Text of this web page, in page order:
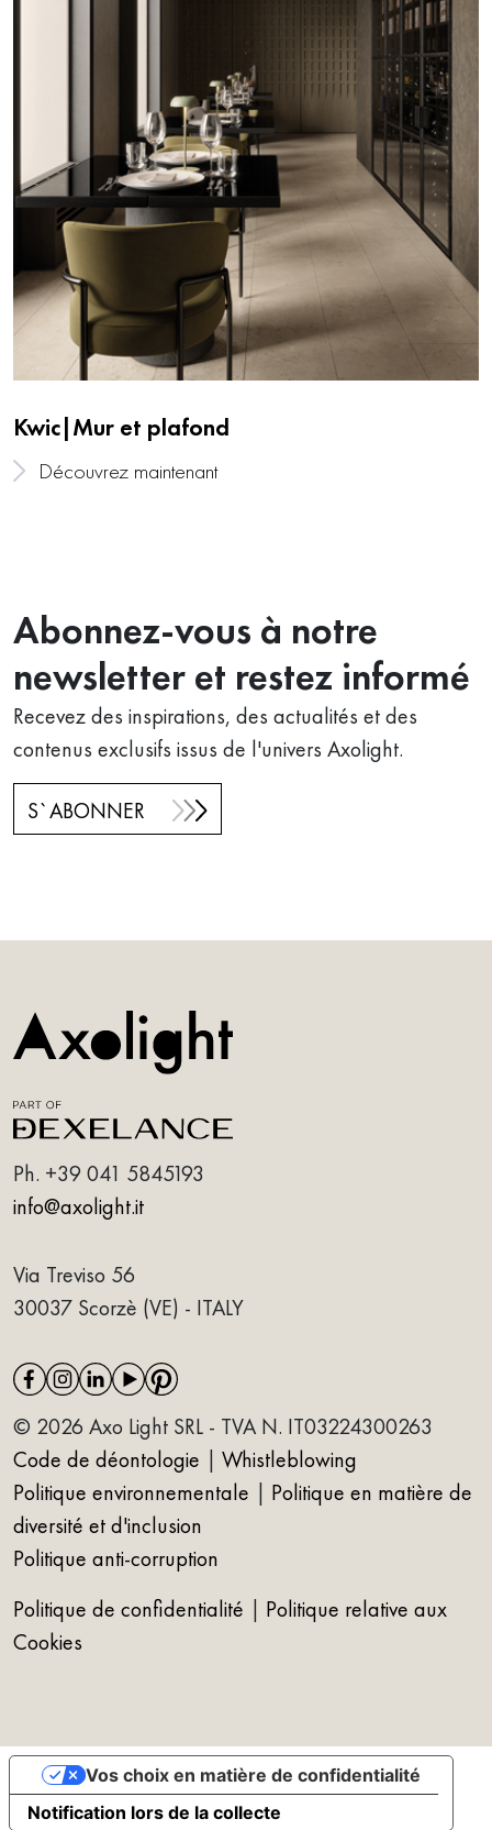
Kwic|Mur et plafond
Découvrez maintenant
Abonnez-vous à notre
newsletter et restez informé
Recevez des inspirations, des actualités et des
contenus exclusifs issus de l'univers Axolight.
S`ABONNER
Ph. +39 041 5845193
info@axolight.it
Via Treviso 56
30037 Scorzè (VE) - ITALY
© 2026 Axo Light SRL - TVA N. IT03224300263
Code de déontologie | Whistleblowing
Politique environnementale | Politique en matière de
diversité et d'inclusion
Politique anti-corruption
Politique de confidentialité | Politique relative aux
Cookies
Notification lors de la collecte
Vos choix en matière de confidentialité